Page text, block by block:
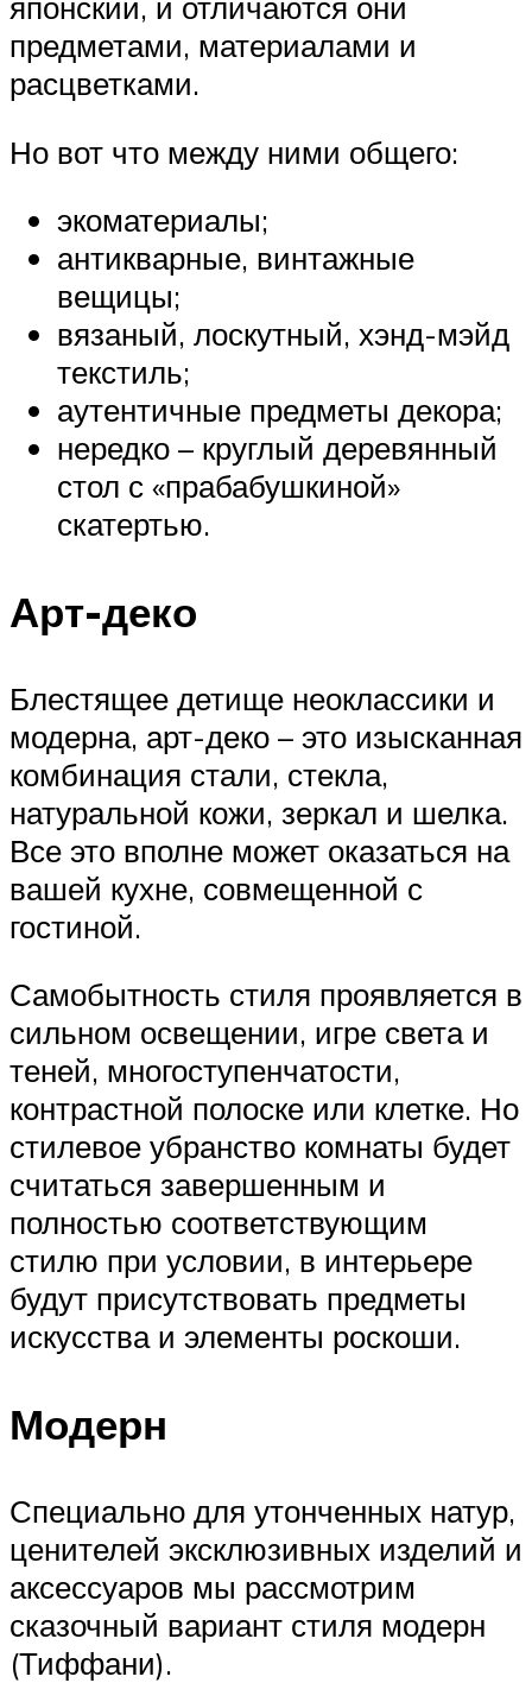
предметами, материалами и
расцветками.
Но вот что между ними общего:
экоматериалы;
антикварные, винтажные
вещицы;
вязаный, лоскутный, хэнд-мэйд
текстиль;
аутентичные предметы декора;
нередко – круглый деревянный
стол с «прабабушкиной»
скатертью.
Арт-деко
Блестящее детище неоклассики и
модерна, арт-деко – это изысканная
комбинация стали, стекла,
натуральной кожи, зеркал и шелка.
Все это вполне может оказаться на
вашей кухне, совмещенной с
гостиной.
Самобытность стиля проявляется в
сильном освещении, игре света и
теней, многоступенчатости,
контрастной полоске или клетке. Но
стилевое убранство комнаты будет
считаться завершенным и
полностью соответствующим
стилю при условии, в интерьере
будут присутствовать предметы
искусства и элементы роскоши.
Модерн
Специально для утонченных натур,
ценителей эксклюзивных изделий и
аксессуаров мы рассмотрим
сказочный вариант стиля модерн
(Тиффани).